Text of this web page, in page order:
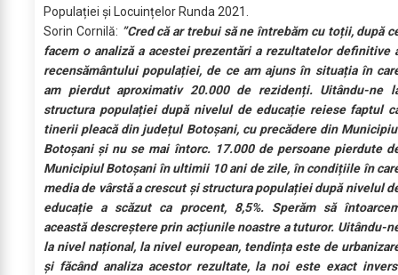
Populației și Locuințelor Runda 2021.
Sorin Cornilă: ”Cred că ar trebui să ne întrebăm cu toții, după
facem o analiză a acestei prezentări a rezultatelor definitive
recensământului populației, de ce am ajuns în situația în
am pierdut aproximativ 20.000 de rezidenți. Uitându-ne
structura populației după nivelul de educație reiese faptul
tinerii pleacă din județul Botoșani, cu precădere din
Botoșani și nu se mai întorc. 17.000 de persoane pierdute
Municipiul Botoșani în ultimii 10 ani de zile, în condițiile în
media de vârstă a crescut și structura populației după nivelul
educație a scăzut ca procent, 8,5%. Sperăm să
această descreștere prin acțiunile noastre a tuturor. Uitându-
la nivel național, la nivel european, tendința este de
și făcând analiza acestor rezultate, la noi este exact